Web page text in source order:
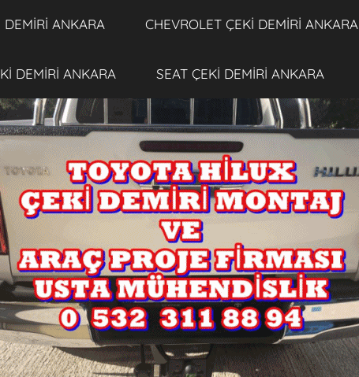
DEMİRİ ANKARA CHEVROLET ÇEKİ DEMİRİ ANKARA
DEMİRİ ANKARA SEAT ÇEKİ DEMİRİ ANKARA